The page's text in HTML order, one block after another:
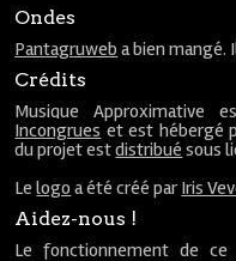
Ondes
Pantagruweb a bien mangé.
Crédits
Musique Approximative
Incongrues et est hébergé
du projet estdistribué sous
Lelogo a été créé par Iris
Aidez-nous !
Le fonctionnement de